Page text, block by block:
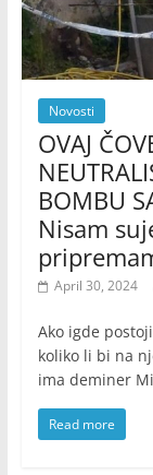
Novosti
OVAJ
BOMBU
Nisam
April 30, 2024
Ako igde
koliko li bi na
ima deminer
Read more